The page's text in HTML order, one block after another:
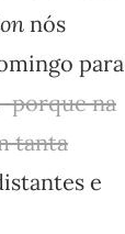
nós
para
porque na
tanta
e